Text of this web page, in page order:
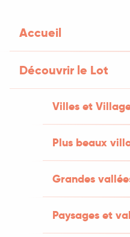
Accueil
Découvrir le Lot
Villes et
Plus beaux
Grandes
Paysages et
46600 Floirac